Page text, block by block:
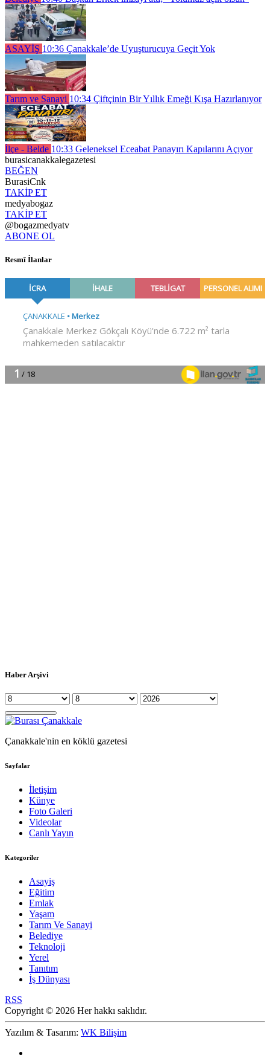
ASAYİŞ 10:36 Çanakkale’de Uyuşturucuya Geçit Yok
Tarım ve Sanayi 10:34 Çiftçinin Bir Yıllık Emeği Kışa Hazırlanıyor
İlçe - Belde 10:33 Geleneksel Eceabat Panayırı Kapılarını Açıyor
burasicanakkalegazetesi
BEĞEN
BurasiCnk
TAKİP ET
medyabogaz
TAKİP ET
@bogazmedyatv
ABONE OL
Resmî İlanlar
Haber Arşivi
Çanakkale'nin en köklü gazetesi
Sayfalar
İletişim
Künye
Foto Galeri
Videolar
Canlı Yayın
Kategoriler
Asayiş
Eğitim
Emlak
Yaşam
Tarım Ve Sanayi
Belediye
Teknoloji
Yerel
Tanıtım
İş Dünyası
RSS
Copyright © 2026 Her hakkı saklıdır.
Yazılım & Tasarım: WK Bilişim